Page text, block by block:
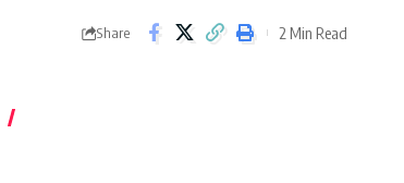
Share 2 Min Read